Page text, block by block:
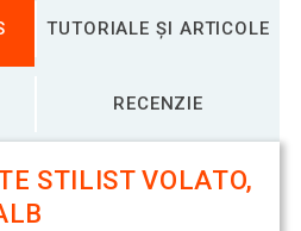
TUTORIALE ȘI ARTICOLE
RECENZIE
STILIST VOLATO,